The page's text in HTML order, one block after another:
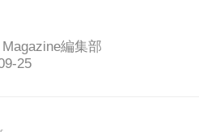
月号の特集「パワーユニッ
点」の中で、アウディRS4
編集部